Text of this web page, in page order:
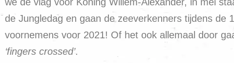
de Jungledag en gaan de zeeverkenners tijdens de
voornemens voor 2021! Of het ook allemaal door
‘fingers crossed’.